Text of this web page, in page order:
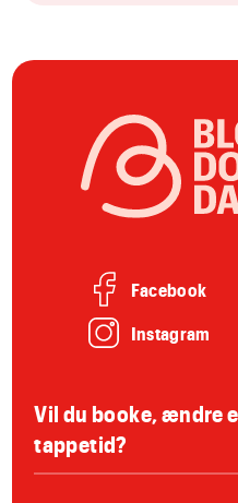
Facebook
Instagram
Vil du booke, ændre
tappetid?